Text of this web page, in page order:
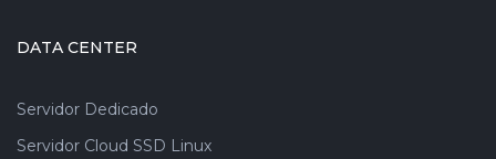
DATA CENTER
Servidor Dedicado
Servidor Cloud SSD Linux